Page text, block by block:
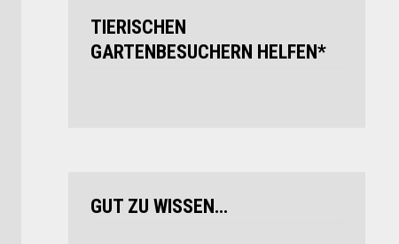
TIERISCHEN
GARTENBESUCHERN HELFEN*
GUT ZU WISSEN…